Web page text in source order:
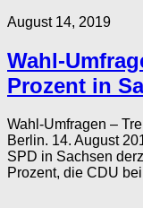
August 14, 2019
Wahl-
Prozent in
Wahl-Umfragen –
Berlin. 14. August
SPD in Sachsen
Prozent, die CDU